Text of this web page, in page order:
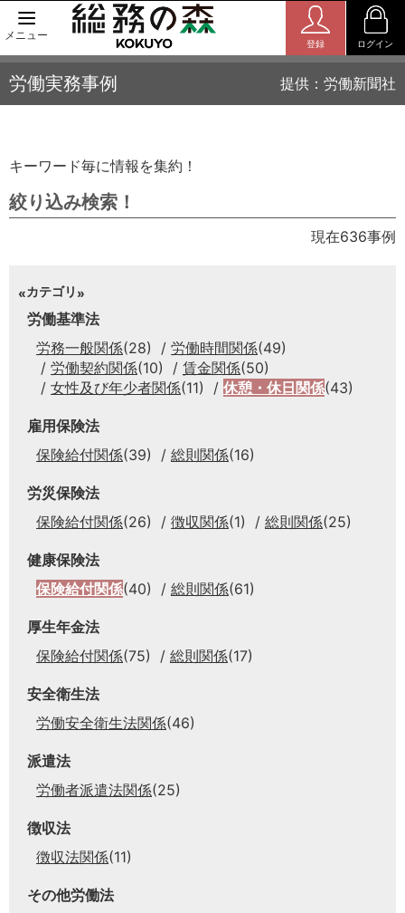
メニュー
登録 ログイン
労働実務事例 提供：労働新聞社
キーワード毎に情報を集約！
絞り込み検索！
現在636事例
カテゴリ
労働基準法
労務一般関係(28) 労働時間関係(49)
労働契約関係(10) 賃金関係(50)
女性及び年少者関係(11) 休憩・休日関係(43)
雇用保険法
保険給付関係(39) 総則関係(16)
労災保険法
保険給付関係(26) 徴収関係(1) 総則関係(25)
健康保険法
保険給付関係(40) 総則関係(61)
厚生年金法
保険給付関係(75) 総則関係(17)
安全衛生法
労働安全衛生法関係(46)
派遣法
労働者派遣法関係(25)
徴収法
徴収法関係(11)
その他労働法